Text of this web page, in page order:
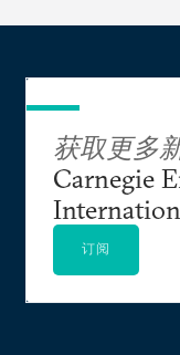
获取更多
Carnegie
订阅